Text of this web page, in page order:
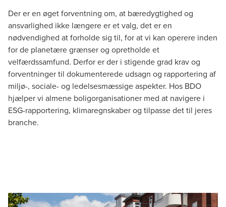
Der er en øget forventning om, at bæredygtighed og
ansvarlighed ikke længere er et valg, det er en
nødvendighed at forholde sig til, for at vi kan operere inden
for de planetære grænser og opretholde et
velfærdssamfund. Derfor er der i stigende grad krav og
forventninger til dokumenterede udsagn og rapportering af
miljø-, sociale- og ledelsesmæssige aspekter. Hos BDO
hjælper vi almene boligorganisationer med at navigere i
ESG-rapportering, klimaregnskaber og tilpasse det til jeres
branche.